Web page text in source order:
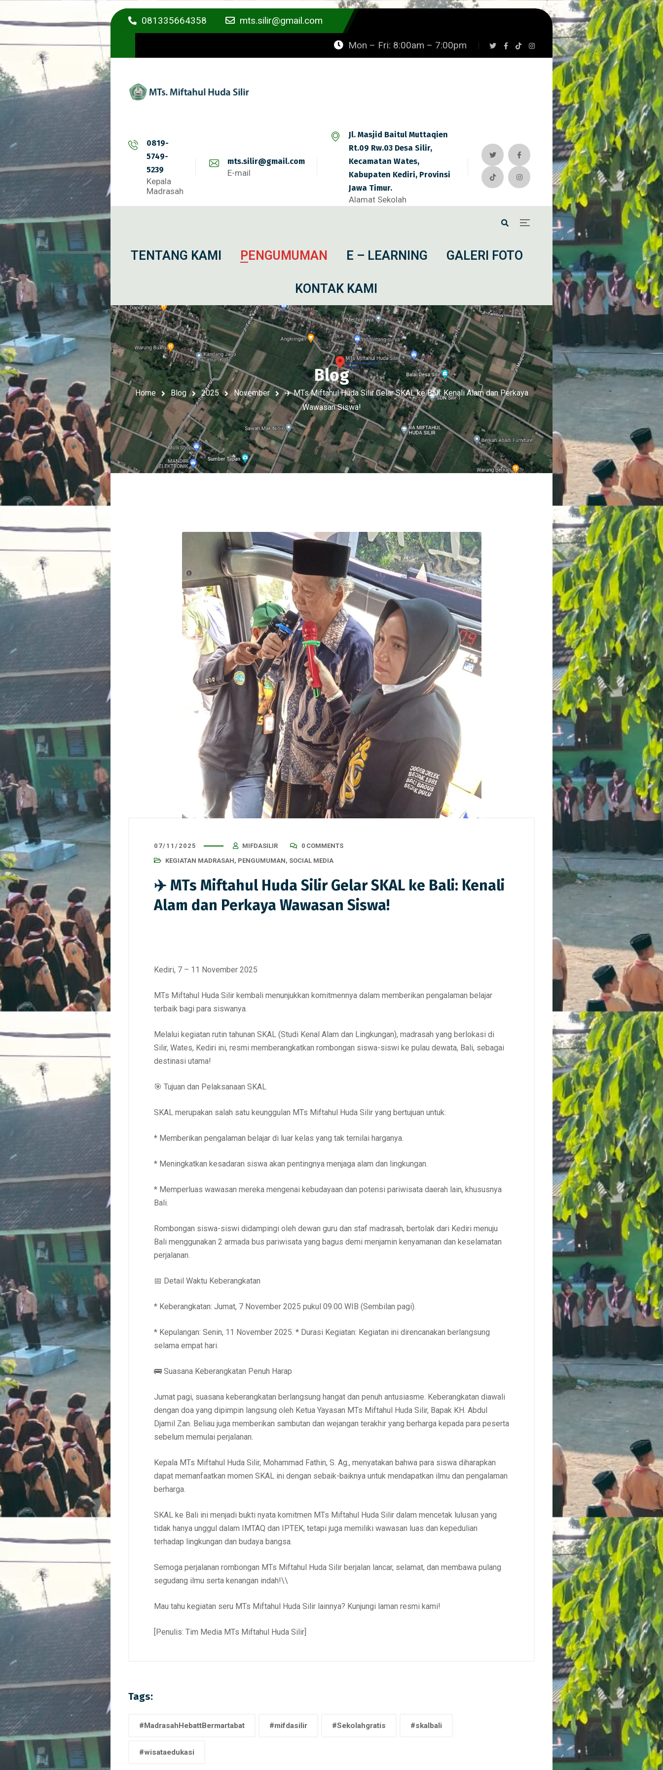
081335664358 mts.silir@gmail.com
Mon – Fri: 8:00am – 7:00pm
0819-
5749-
5239
Kepala
Madrasah
mts.silir@gmail.com
E-mail
Jl. Masjid Baitul Muttaqien
Rt.09 Rw.03 Desa Silir,
Kecamatan Wates,
Kabupaten Kediri, Provinsi
Jawa Timur.
Alamat Sekolah
TENTANG KAMI PENGUMUMAN E – LEARNING GALERI FOTO
KONTAK KAMI
Blog
Home Blog 2025 November
✈️ MTs Miftahul Huda Silir Gelar SKAL ke Bali: Kenali Alam dan Perkaya
Wawasan Siswa!
07/11/2025 MIFDASILIR
0 COMMENTS
KEGIATAN MADRASAH, PENGUMUMAN, SOCIAL MEDIA
✈️ MTs Miftahul Huda Silir Gelar SKAL ke Bali: Kenali
Alam dan Perkaya Wawasan Siswa!
Kediri, 7 – 11 November 2025
MTs Miftahul Huda Silir kembali menunjukkan komitmennya dalam memberikan pengalaman belajar
terbaik bagi para siswanya.
Melalui kegiatan rutin tahunan SKAL (Studi Kenal Alam dan Lingkungan), madrasah yang berlokasi di
Silir, Wates, Kediri ini, resmi memberangkatkan rombongan siswa-siswi ke pulau dewata, Bali, sebagai
destinasi utama!
🎯 Tujuan dan Pelaksanaan SKAL
SKAL merupakan salah satu keunggulan MTs Miftahul Huda Silir yang bertujuan untuk:
* Memberikan pengalaman belajar di luar kelas yang tak ternilai harganya.
* Meningkatkan kesadaran siswa akan pentingnya menjaga alam dan lingkungan.
* Memperluas wawasan mereka mengenai kebudayaan dan potensi pariwisata daerah lain, khususnya
Bali.
Rombongan siswa-siswi didampingi oleh dewan guru dan staf madrasah, bertolak dari Kediri menuju
Bali menggunakan 2 armada bus pariwisata yang bagus demi menjamin kenyamanan dan keselamatan
perjalanan.
📅 Detail Waktu Keberangkatan
* Keberangkatan: Jumat, 7 November 2025 pukul 09.00 WIB (Sembilan pagi).
* Kepulangan: Senin, 11 November 2025. * Durasi Kegiatan: Kegiatan ini direncanakan berlangsung
selama empat hari.
🚌 Suasana Keberangkatan Penuh Harap
Jumat pagi, suasana keberangkatan berlangsung hangat dan penuh antusiasme. Keberangkatan diawali
dengan doa yang dipimpin langsung oleh Ketua Yayasan MTs Miftahul Huda Silir, Bapak KH. Abdul
Djamil Zan. Beliau juga memberikan sambutan dan wejangan terakhir yang berharga kepada para peserta
sebelum memulai perjalanan.
Kepala MTs Miftahul Huda Silir, Mohammad Fathin, S. Ag., menyatakan bahwa para siswa diharapkan
dapat memanfaatkan momen SKAL ini dengan sebaik-baiknya untuk mendapatkan ilmu dan pengalaman
berharga.
SKAL ke Bali ini menjadi bukti nyata komitmen MTs Miftahul Huda Silir dalam mencetak lulusan yang
tidak hanya unggul dalam IMTAQ dan IPTEK, tetapi juga memiliki wawasan luas dan kepedulian
terhadap lingkungan dan budaya bangsa.
Semoga perjalanan rombongan MTs Miftahul Huda Silir berjalan lancar, selamat, dan membawa pulang
segudang ilmu serta kenangan indah!\\
Mau tahu kegiatan seru MTs Miftahul Huda Silir lainnya? Kunjungi laman resmi kami!
[Penulis: Tim Media MTs Miftahul Huda Silir]
Tags:
#MadrasahHebattBermartabat #mifdasilir #Sekolahgratis #skalbali
#wisataedukasi